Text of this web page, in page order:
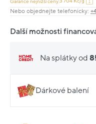
Garance nejnižší ceny:3 704 Kč/g
Nebo objednejte telefonicky:
Další možnosti
Na splátky od
Dárkové balení